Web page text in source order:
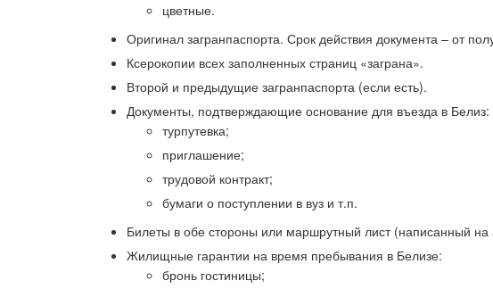
цветные.
Оригинал загранпаспорта. Срок действия документа – от
Ксерокопии всех заполненных страниц «заграна».
Второй и предыдущие загранпаспорта (если есть).
Документы, подтверждающие основание для въезда в Белиз:
турпутевка;
приглашение;
трудовой контракт;
бумаги о поступлении в вуз и т.п.
Билеты в обе стороны или маршрутный лист (написанный
Жилищные гарантии на время пребывания в Белизе:
бронь гостиницы;